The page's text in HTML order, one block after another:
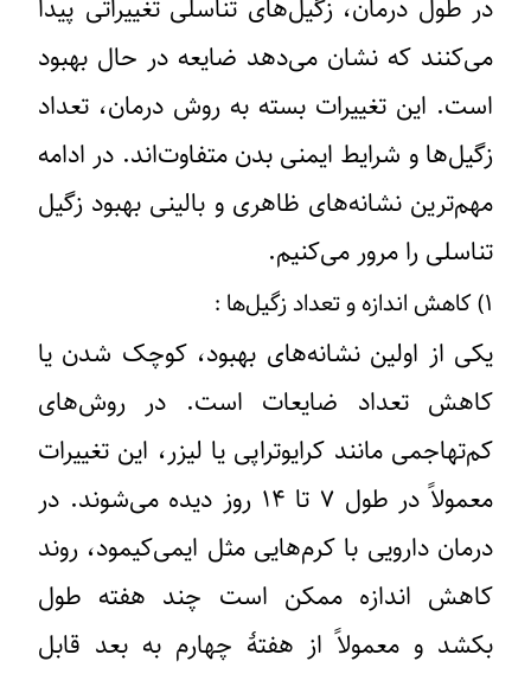
در طول درمان، زگیل‌های تناسلی تغییراتی پیدا
می‌کنند که نشان می‌دهد ضایعه در حال بهبود
است. این تغییرات بسته به روش درمان، تعداد
زگیل‌ها و شرایط ایمنی بدن متفاوت‌اند. در ادامه
مهم‌ترین نشانه‌های ظاهری و بالینی بهبود زگیل
تناسلی را مرور می‌کنیم.
۱) کاهش اندازه و تعداد زگیل‌ها :
یکی از اولین نشانه‌های بهبود، کوچک شدن یا
کاهش تعداد ضایعات است. در روش‌های
کم‌تهاجمی مانند کرایوتراپی یا لیزر، این تغییرات
معمولاً در طول ۷ تا ۱۴ روز دیده می‌شوند. در
درمان دارویی با کرم‌هایی مثل ایمی‌کیمود، روند
کاهش اندازه ممکن است چند هفته طول
بکشد و معمولاً از هفتهٔ چهارم به بعد قابل